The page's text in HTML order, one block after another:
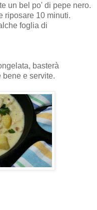
un bel po' di pepe nero.
riposare 10 minuti.
foglia di
basterà
e servite.